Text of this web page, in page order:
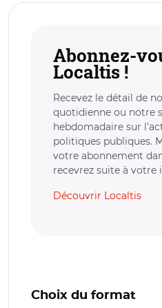
Abonnez-
Localtis !
Recevez le détail de
quotidienne ou notre
hebdomadaire sur
politiques publiques.
votre abonnement
recevrez suite à votre
Découvrir Localtis
Choix du format